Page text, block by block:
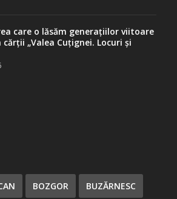
care o lăsăm generațiilor viitoare
cărții „Valea Cuțignei. Locuri și
BOZGOR BUZĂRNESC